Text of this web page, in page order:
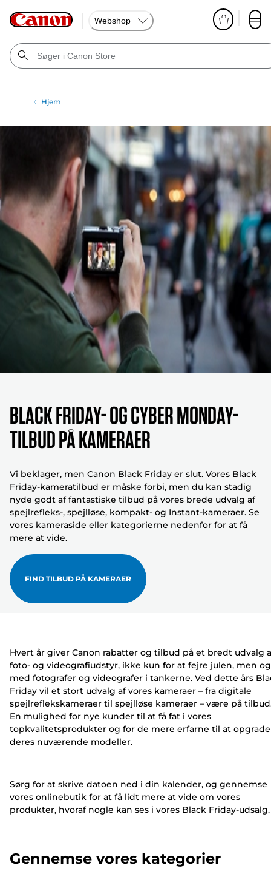
Webshop
Hjem
Black Friday- og Cyber Monday-
tilbud på kameraer
Vi beklager, men Canon Black Friday er slut. Vores Black
Friday-kameratilbud er måske forbi, men du kan stadig
nyde godt af fantastiske tilbud på vores brede udvalg af
spejlrefleks-, spejlløse, kompakt- og Instant-kameraer. Se
vores kameraside eller kategorierne nedenfor for at få
mere at vide.
FIND TILBUD PÅ KAMERAER
Hvert år giver Canon rabatter og tilbud på et bredt udvalg
foto- og videografiudstyr, ikke kun for at fejre julen, men
med fotografer og videografer i tankerne. Ved dette års
Friday vil et stort udvalg af vores kameraer – fra digitale
spejlreflekskameraer til spejlløse kameraer – være på
En mulighed for nye kunder til at få fat i vores
topkvalitetsprodukter og for de mere erfarne til at
deres nuværende modeller.
Sørg for at skrive datoen ned i din kalender, og gennemse
vores onlinebutik for at få lidt mere at vide om vores
produkter, hvoraf nogle kan ses i vores Black Friday-udsalg.
Gennemse vores kategorier